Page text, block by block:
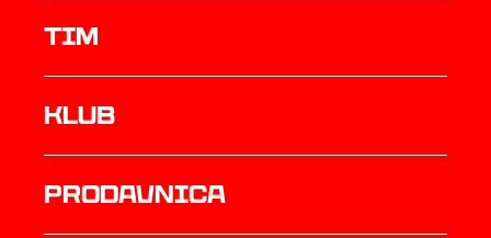
TIM
Klub
prodavnica